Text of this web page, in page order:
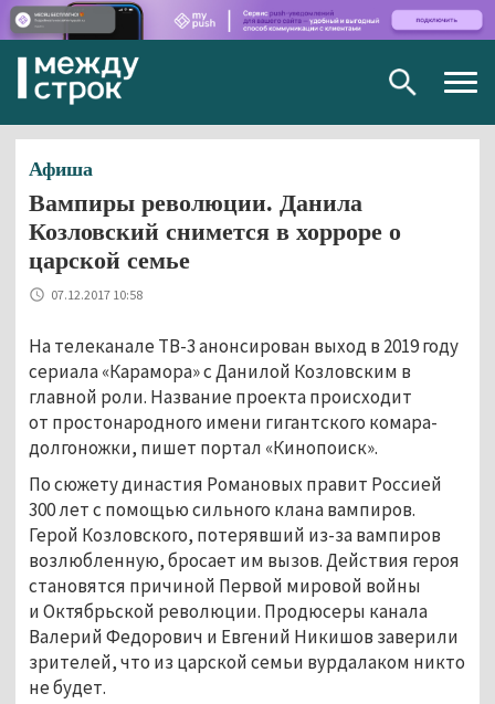
Афиша
Вампиры революции. Данила
Козловский снимется в хорроре о
царской семье
07.12.2017 10:58
На телеканале ТВ-3 анонсирован выход в 2019 году
сериала «Карамора» с Данилой Козловским в
главной роли. Название проекта происходит
от простонародного имени гигантского комара-
долгоножки, пишет портал «Кинопоиск».
По сюжету династия Романовых правит Россией
300 лет с помощью сильного клана вампиров.
Герой Козловского, потерявший из-за вампиров
возлюбленную, бросает им вызов. Действия героя
становятся причиной Первой мировой войны
и Октябрьской революции. Продюсеры канала
Валерий Федорович и Евгений Никишов заверили
зрителей, что из царской семьи вурдалаком никто
не будет.